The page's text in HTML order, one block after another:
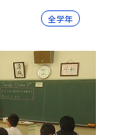
全学年